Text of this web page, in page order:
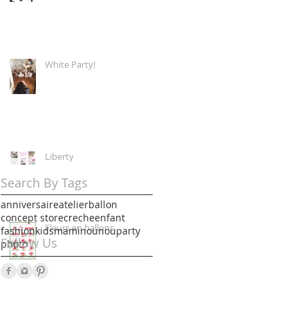
White Party!
Liberty
Fleurs en ballons
Search By Tags
anniversaireatelierballon
concept storecrecheenfant
fashionkidsmaminounouparty
photo
Follow Us